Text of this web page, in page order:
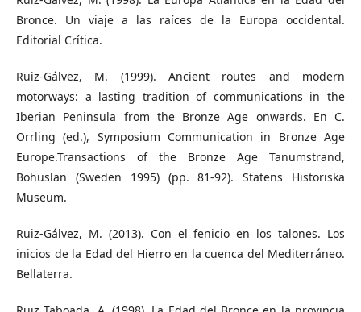
Bronce. Un viaje a las raíces de la Europa occidental.
Editorial Crítica.
Ruiz-Gálvez, M. (1999). Ancient routes and modern
motorways: a lasting tradition of communications in the
Iberian Peninsula from the Bronze Age onwards. En C.
Orrling (ed.), Symposium Communication in Bronze Age
Europe.Transactions of the Bronze Age Tanumstrand,
Bohuslän (Sweden 1995) (pp. 81-92). Statens Historiska
Museum.
Ruiz-Gálvez, M. (2013). Con el fenicio en los talones. Los
inicios de la Edad del Hierro en la cuenca del Mediterráneo.
Bellaterra.